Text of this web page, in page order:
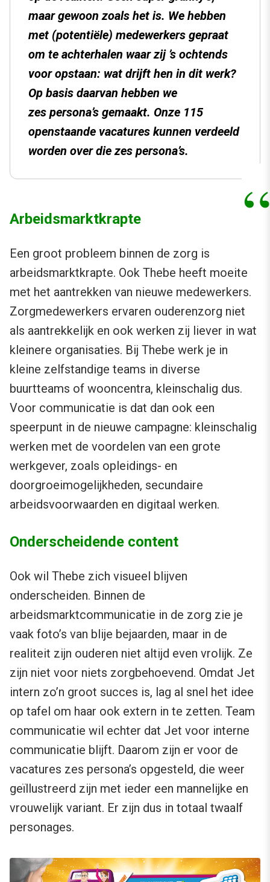
maar gewoon zoals het is. We hebben
met (potentiële) medewerkers gepraat
om te achterhalen waar zij ’s ochtends
voor opstaan: wat drijft hen in dit werk?
Op basis daarvan hebben we
zes persona’s gemaakt. Onze 115
openstaande vacatures kunnen verdeeld
worden over die zes persona’s.
Arbeidsmarktkrapte
Een groot probleem binnen de zorg is
arbeidsmarktkrapte. Ook Thebe heeft moeite
met het aantrekken van nieuwe medewerkers.
Zorgmedewerkers ervaren ouderenzorg niet
als aantrekkelijk en ook werken zij liever in wat
kleinere organisaties. Bij Thebe werk je in
kleine zelfstandige teams in diverse
buurtteams of wooncentra, kleinschalig dus.
Voor communicatie is dat dan ook een
speerpunt in de nieuwe campagne: kleinschalig
werken met de voordelen van een grote
werkgever, zoals opleidings- en
doorgroeimogelijkheden, secundaire
arbeidsvoorwaarden en digitaal werken.
Onderscheidende content
Ook wil Thebe zich visueel blijven
onderscheiden. Binnen de
arbeidsmarktcommunicatie in de zorg zie je
vaak foto’s van blije bejaarden, maar in de
realiteit zijn ouderen niet altijd even vrolijk. Ze
zijn niet voor niets zorgbehoevend. Omdat Jet
intern zo’n groot succes is, lag al snel het idee
op tafel om haar ook extern in te zetten. Team
communicatie wil echter dat Jet voor interne
communicatie blijft. Daarom zijn er voor de
vacatures zes persona’s opgesteld, die weer
geïllustreerd zijn met ieder een mannelijke en
vrouwelijk variant. Er zijn dus in totaal twaalf
personages.